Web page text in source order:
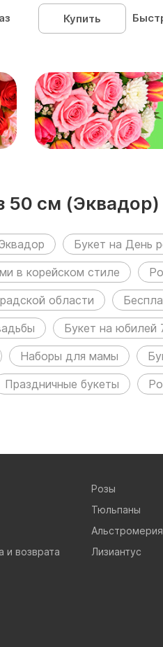
Купить
50 см
Букет на День
в корейском стиле
области
Букет на юбилей
Наборы для мамы
Праздничные букеты
и возврата
Розы
Тюльпаны
Альстромерия
Лизиантус